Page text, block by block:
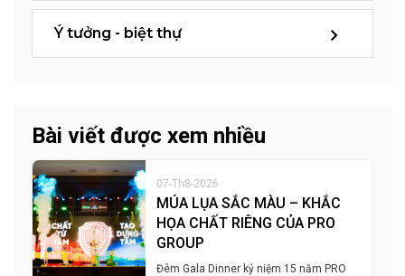
Ý tưởng - biệt thự
Bài viết được xem nhiều
07-Th8-2026
MÚA LỤA SẮC MÀU – KHẮC
HỌA CHẤT RIÊNG CỦA PRO
GROUP
Đêm Gala Dinner kỷ niệm 15 năm PRO